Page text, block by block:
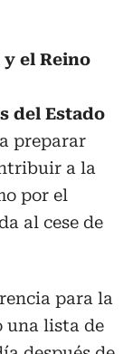
el Reino
del Estado
preparar
a la
por el
al cese de
para la
una lista de